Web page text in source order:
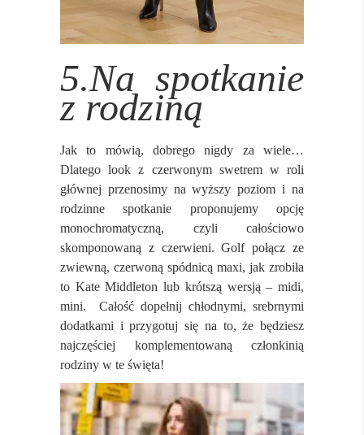
5.Na spotkanie
z rodziną
Jak to mówią, dobrego nigdy za wiele…
Dlatego look z czerwonym swetrem w roli
głównej przenosimy na wyższy poziom i na
rodzinne spotkanie proponujemy opcję
monochromatyczną, czyli całościowo
skomponowaną z czerwieni. Golf połącz ze
zwiewną, czerwoną spódnicą maxi, jak zrobiła
to Kate Middleton lub krótszą wersją – midi,
mini. Całość dopełnij chłodnymi, srebrnymi
dodatkami i przygotuj się na to, że będziesz
najczęściej komplementowaną członkinią
rodziny w te święta!